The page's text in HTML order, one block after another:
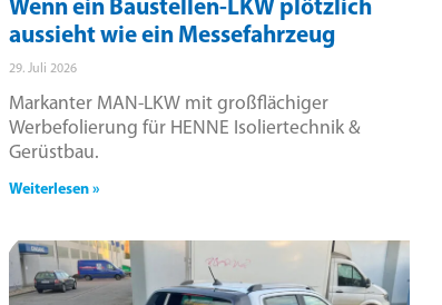
Wenn ein Baustellen-LKW plötzlich
aussieht wie ein Messefahrzeug
29. Juli 2026
Markanter MAN-LKW mit großflächiger
Werbefolierung für HENNE Isoliertechnik &
Gerüstbau.
Weiterlesen »